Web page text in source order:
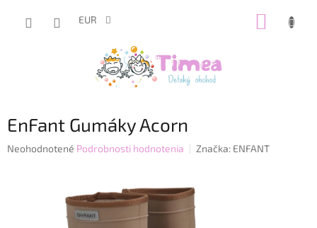
EUR
EnFant Gumáky Acorn
Priemerné
Neohodnotené Podrobnosti hodnotenia Značka: ENFANT